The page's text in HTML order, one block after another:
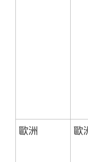
歐洲 歐